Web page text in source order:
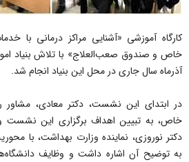
کارگاه آموزشی «آشنایی مراکز درمانی با
آذرماه سال جاری در محل این بنیاد انجام شد.
در ابتدای این نشست، دکتر معادى، مشاور
خاص، به تبیین اهداف برگزارى این
دکتر نوروزی، نماینده وزارت بهداشت، با
به توضیح آن اشاره داشت و وظایف